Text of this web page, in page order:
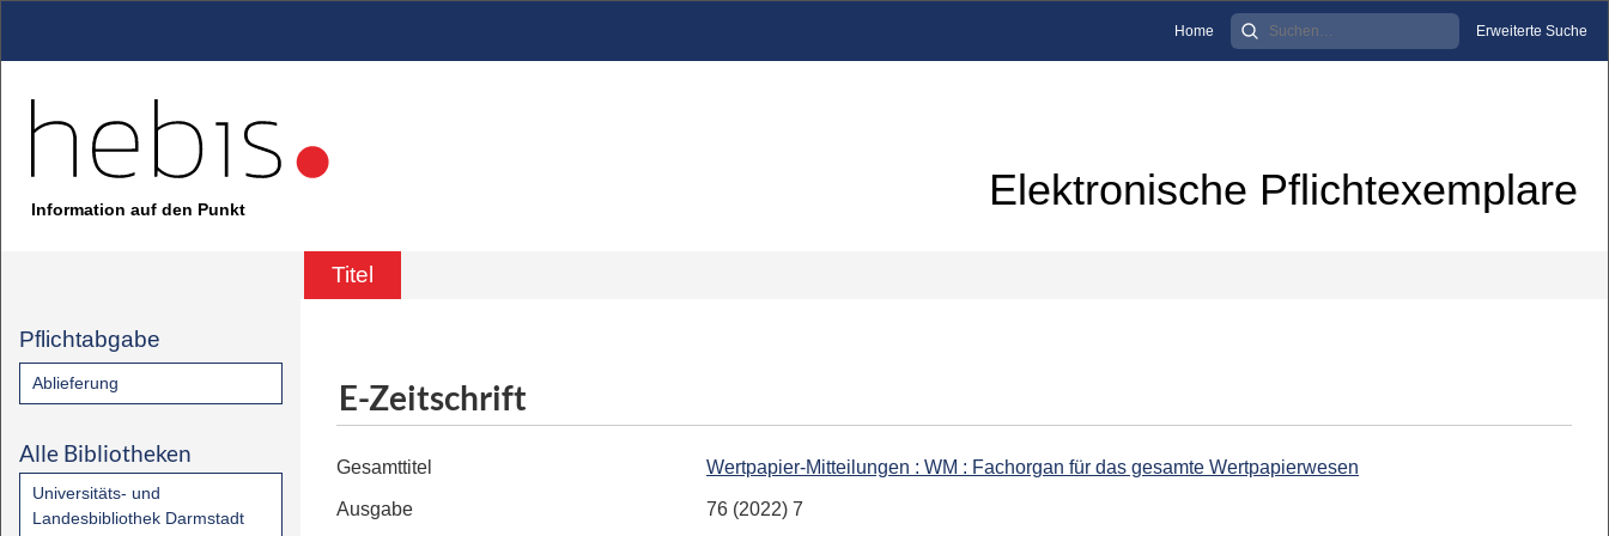
Home Erweiterte Suche
Information auf den Punkt Elektronische Pflichtexemplare
Titel
Pflichtabgabe
Ablieferung
Alle Bibliotheken
Universitäts- und
Landesbibliothek Darmstadt
E-Zeitschrift
Gesamttitel Wertpapier-Mitteilungen : WM : Fachorgan für das gesamte Wertpapierwesen
Ausgabe 76 (2022) 7